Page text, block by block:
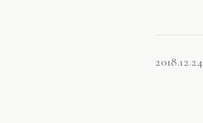
2018.12.24